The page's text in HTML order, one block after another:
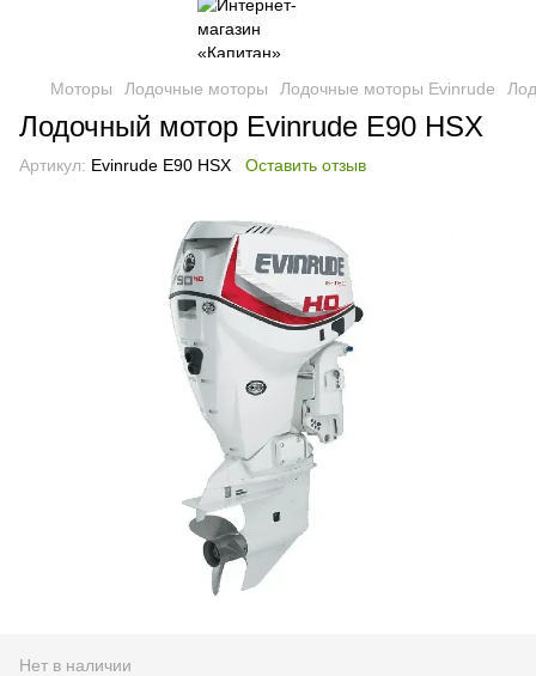
Моторы Лодочные моторы Лодочные моторы Evinrude
Лодочный мотор Evinrude E90 HSX
Артикул: Evinrude E90 HSX Оставить отзыв
Нет в наличии